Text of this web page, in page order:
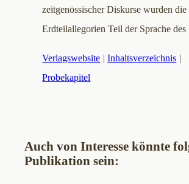
zeitgenössischer Diskurse wurden die
Erdteilallegorien Teil der Sprache des
Verlagswebsite |Inhaltsverzeichnis |
Probekapitel
Auch von Interesse könnte
Publikation sein: